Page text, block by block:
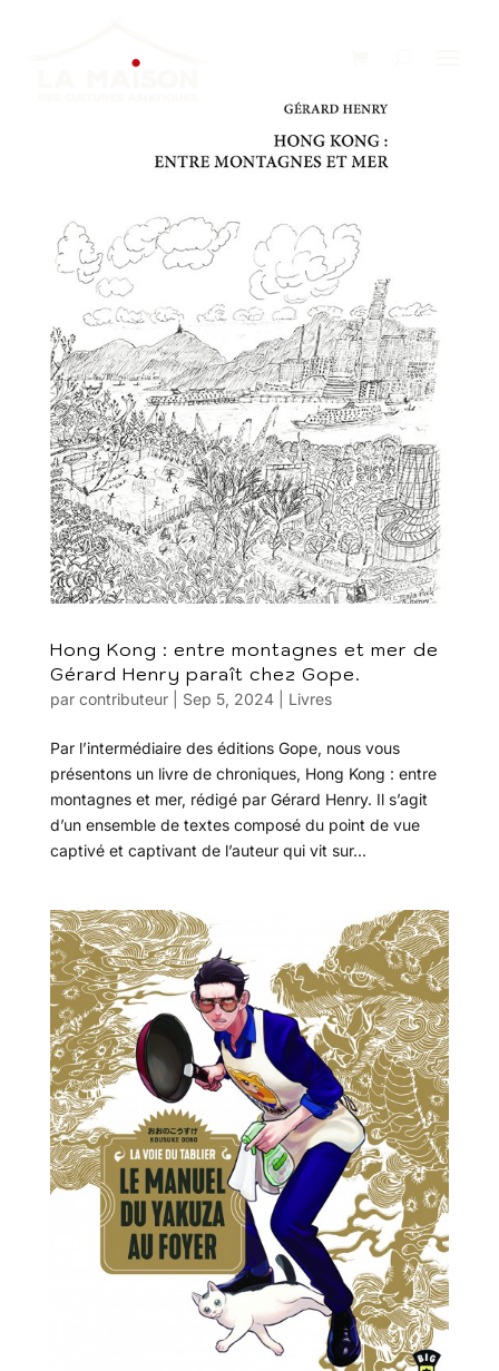
Hong Kong : entre montagnes et mer de
Gérard Henry paraît chez Gope.
par contributeur| Sep 5, 2024| Livres
Par l’intermédiaire des éditions Gope, nous vous
présentons un livre de chroniques, Hong Kong : entre
montagnes et mer, rédigé par Gérard Henry. Il s’agit
d’un ensemble de textes composé du point de vue
captivé et captivant de l’auteur qui vit sur...